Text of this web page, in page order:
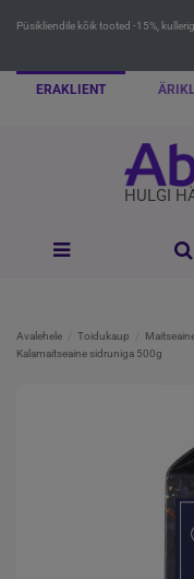
Püsikliendile kõik tooted -15%,
ERAKLIENT
HULGI
Avalehele Toidukaup
Kalamaitseaine sidruniga 500g